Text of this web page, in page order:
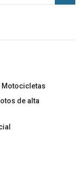
Motocicletas
de alta